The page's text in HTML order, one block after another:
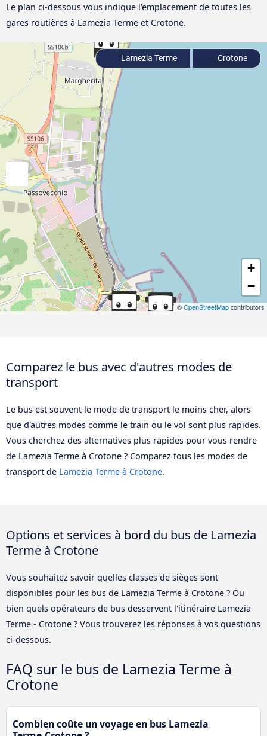
Le plan ci-dessous vous indique l'emplacement de toutes les
gares routières à Lamezia Terme et Crotone.
+
−
© OpenStreetMap contributors
Lamezia Terme Crotone
Comparez le bus avec d'autres modes de
transport
Le bus est souvent le mode de transport le moins cher, alors
que d'autres modes comme le train ou le vol sont plus rapides.
Vous cherchez des alternatives plus rapides pour vous rendre
de Lamezia Terme à Crotone ? Comparez tous les modes de
transport de Lamezia Terme à Crotone.
Options et services à bord du bus de Lamezia
Terme à Crotone
Vous souhaitez savoir quelles classes de sièges sont
disponibles pour les bus de Lamezia Terme à Crotone ? Ou
bien quels opérateurs de bus desservent l'itinéraire Lamezia
Terme - Crotone ? Vous trouverez les réponses à vos questions
ci-dessous.
FAQ sur le bus de Lamezia Terme à
Crotone
Combien coûte un voyage en bus Lamezia